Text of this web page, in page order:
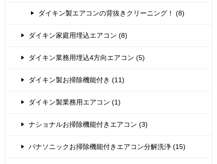
ダイキン製エアコンの背抜きクリーニング！ (8)
ダイキン家庭用埋込エアコン (8)
ダイキン業務用埋込4方向エアコン (5)
ダイキン製お掃除機能付き (11)
ダイキン製業務用エアコン (1)
ナショナルお掃除機能付きエアコン (3)
パナソニックお掃除機能付きエアコン分解洗浄 (15)